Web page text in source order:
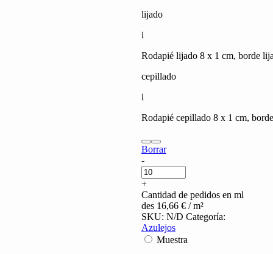
lijado
i
Rodapié lijado 8 x 1 cm, borde
cepillado
i
Rodapié cepillado 8 x 1 cm,
Borrar
Arabescato
quantity
-
+
Cantidad de pedidos en ml
des 16,66 €/ m²
SKU: N/D Categoría:
Azulejos
Muestra